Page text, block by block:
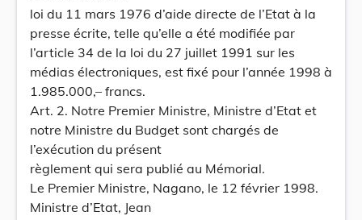
loi du 11 mars 1976 d’aide directe de l’Etat à la
presse écrite, telle qu’elle a été modifiée par
l’article 34 de la loi du 27 juillet 1991 sur les
médias électroniques, est fixé pour l’année 1998 à
1.985.000,– francs.
Art. 2. Notre Premier Ministre, Ministre d’Etat et
notre Ministre du Budget sont chargés de
l’exécution du présent
règlement qui sera publié au Mémorial.
Le Premier Ministre, Nagano, le 12 février 1998.
Ministre d’Etat, Jean